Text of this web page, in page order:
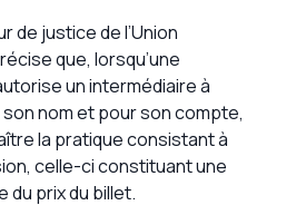
de justice de l’Union
que, lorsqu’une
un intermédiaire à
nom et pour son compte,
la pratique consistant à
celle-ci constituant une
du prix du billet.